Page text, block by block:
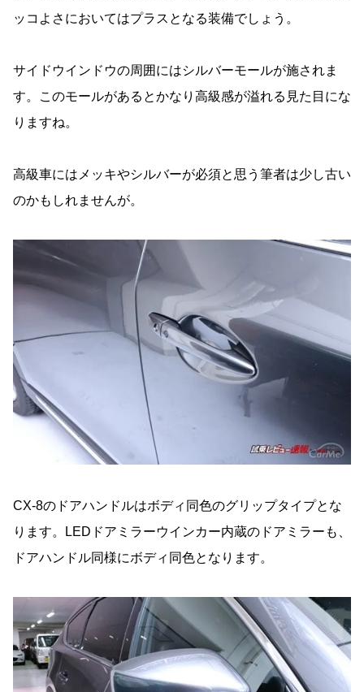
ッコよさにおいてはプラスとなる装備でしょう。
サイドウインドウの周囲にはシルバーモールが施されま
す。このモールがあるとかなり高級感が溢れる見た目にな
りますね。
高級車にはメッキやシルバーが必須と思う筆者は少し古い
のかもしれませんが。
CX-8のドアハンドルはボディ同色のグリップタイプとな
ります。LEDドアミラーウインカー内蔵のドアミラーも、
ドアハンドル同様にボディ同色となります。